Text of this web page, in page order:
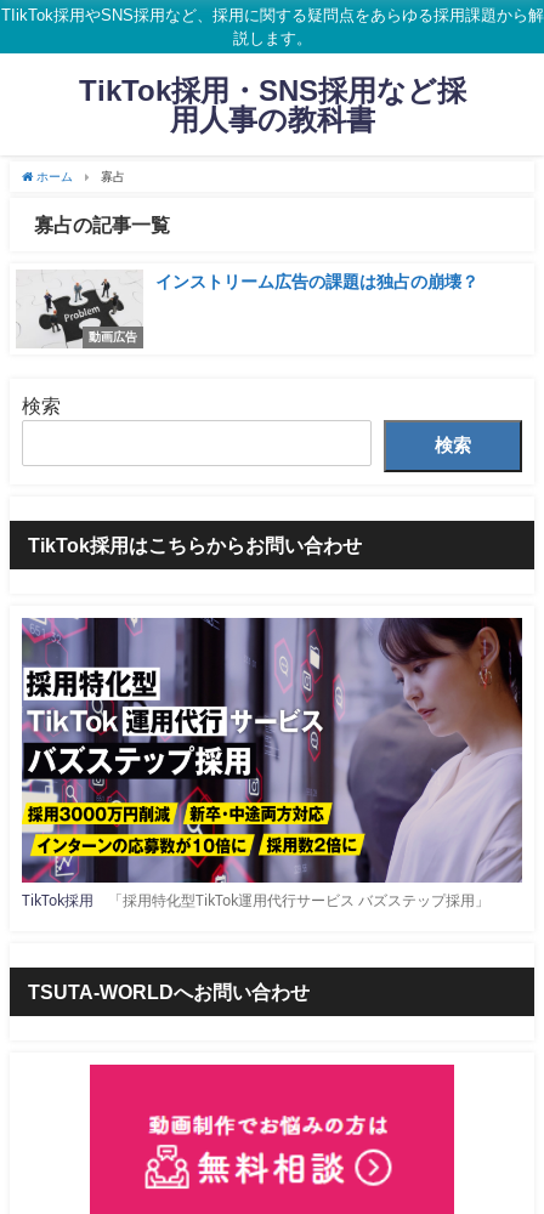
TIikTok採用やSNS採用など、採用に関する疑問点をあらゆる採用課題から解
説します。
TikTok採用・SNS採用など採
用人事の教科書
ホーム 寡占
寡占の記事一覧
動画広告
インストリーム広告の課題は独占の崩壊？
検索
検索
TikTok採用はこちらからお問い合わせ
TikTok採用 「採用特化型TikTok運用代行サービス バズステップ採用」
TSUTA-WORLDへお問い合わせ